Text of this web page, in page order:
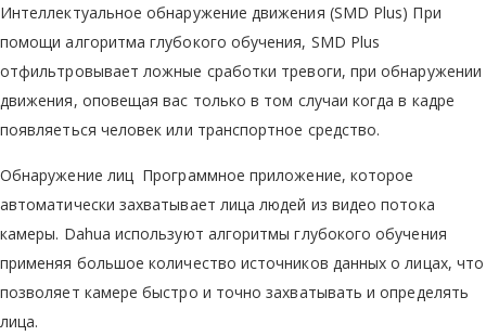
Интеллектуальное обнаружение движения (SMD Plus) При
помощи алгоритма глубокого обучения, SMD Plus
отфильтровывает ложные сработки тревоги, при обнаружении
движения, оповещая вас только в том случаи когда в кадре
появляеться человек или транспортное средство.
Обнаружение лиц Программное приложение, которое
автоматически захватывает лица людей из видео потока
камеры. Dahua используют алгоритмы глубокого обучения
применяя большое количество источников данных о лицах, что
позволяет камере быстро и точно захватывать и определять
лица.